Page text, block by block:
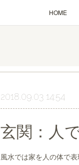
HOME
2018.09.03 14:54
玄関：人
風水では家を人の体で